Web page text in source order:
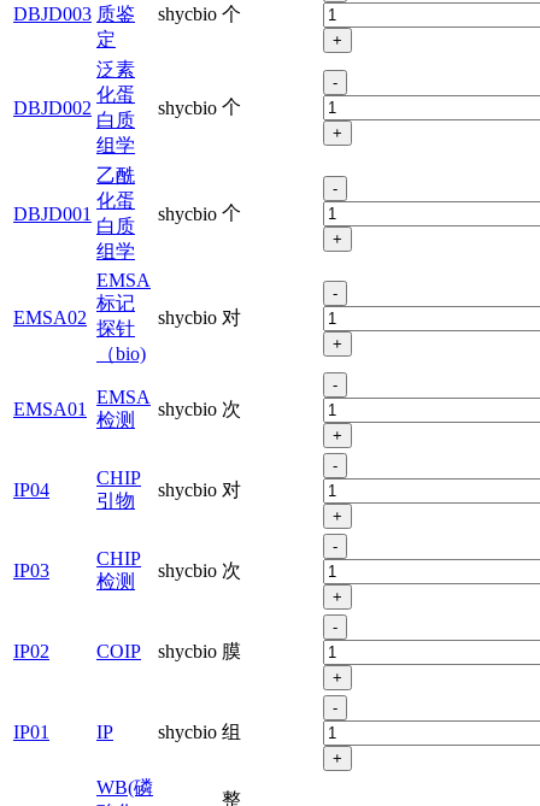
DBJD003 质鉴
定
shycbio 个
+
DBJD002
泛素
化蛋
白质
组学
shycbio 个
-
+
DBJD001
乙酰
化蛋
白质
组学
shycbio 个
-
+
EMSA02
EMSA
标记
探针
（bio)
shycbio 对
-
+
EMSA01
EMSA
检测
shycbio 次
-
+
IP04
CHIP
引物
shycbio 对
-
+
IP03
CHIP
检测
shycbio 次
-
+
IP02 COIP shycbio 膜
-
+
IP01 IP shycbio 组
-
+
WB(磷
整